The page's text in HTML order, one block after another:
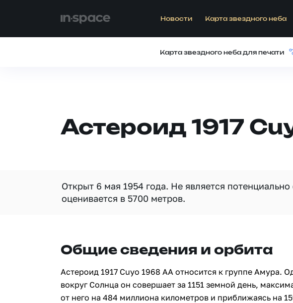
Новости Карта звездного неба
Карта звездного неба для печати
Астероид 1917
Открыт 6 мая 1954 года. Не является
оценивается в 5700 метров.
Общие сведения и орбита
Астероид 1917 Cuyo 1968 AA относится к группе Амура.
вокруг Солнца он совершает за 1151 земной день,
от него на 484 миллиона километров и приближаясь на